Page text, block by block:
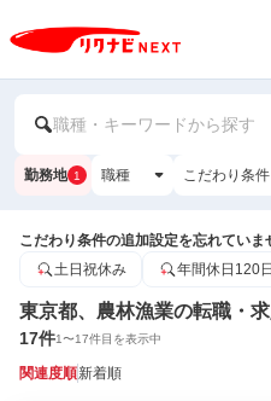
職種・キーワードから探す
勤務地 1 職種 こだわり条件
こだわり条件の追加設定を忘れていま
土日祝休み
年間休日120
東京都、農林漁業の転職・
17件1〜17件目を表示中
関連度順新着順